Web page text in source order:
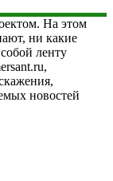
На этом
ни какие
ленту
новостей